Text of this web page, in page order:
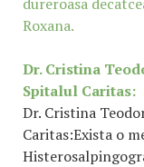
Roxana.
Dr. Cristina
Spitalul Caritas:
Dr. Cristina
Caritas:Exista o